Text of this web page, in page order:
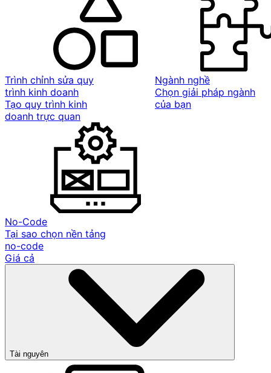
Trình chỉnh sửa quy
trình kinh doanh
Tạo quy trình kinh
doanh trực quan
Ngành nghề
Chọn giải pháp ngành
của bạn
No-Code
Tại sao chọn nền tảng
no-code
Giá cả
Tài nguyên